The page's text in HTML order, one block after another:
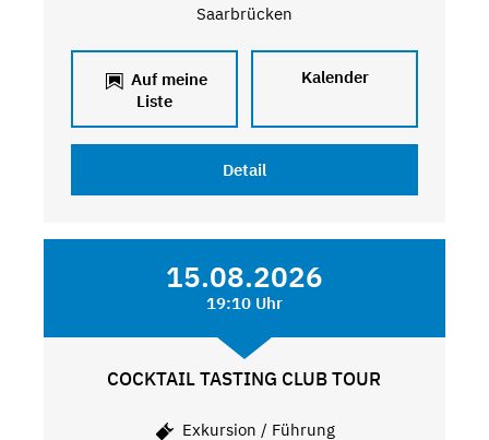
Saarbrücken
Auf meine
Liste
Kalender
Detail
15.08.2026
19:10 Uhr
COCKTAIL TASTING CLUB TOUR
Exkursion / Führung